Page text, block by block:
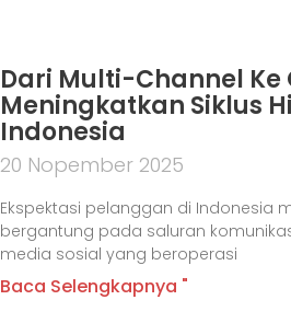
Dari Multi-Channel
Meningkatkan Siklus
Indonesia
20 Nopember 2025
Ekspektasi pelanggan di Indonesia
bergantung pada saluran
media sosial yang beroperasi
Baca Selengkapnya "